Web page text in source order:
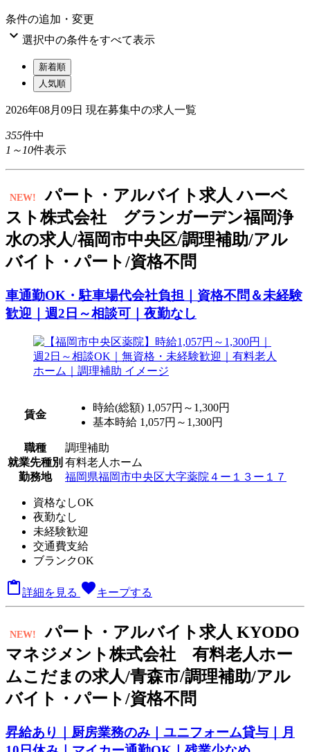
条件の追加・変更
 選択中の条件をすべて表示
新着順
人気順
2026年08月09日 現在募集中の求人一覧
355件中
1～10件表示
NEW! パート ・アルバイト求人 ハーベ
スト株式会社 グランガーデン福岡浄
水の求人/福岡市中央区/調理補助/アル
バイト・パート/資格不問
車通勤OK・駐車場代会社負担｜資格不問＆未経験
歓迎｜週2日～相談可｜夜勤なし
賃金
時給(総額) 1,057円～1,300円
基本時給 1,057円～1,300円
職種
調理補助
就業先種別 有料老人ホーム
勤務地
福岡県福岡市中央区大字薬院４ー１３ー１７
資格なしOK
夜勤なし
未経験歓迎
交通費支給
ブランクOK
 詳細を見る favoriteキープする
NEW! パート ・アルバイト求人 KYODO
マネジメント株式会社 有料老人ホー
ムこだまの求人/青森市/調理補助/アル
バイト・パート/資格不問
昇給あり｜厨房業務のみ｜ユニフォーム貸与｜月